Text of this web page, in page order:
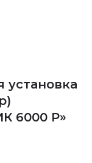
установка
6000 Р»